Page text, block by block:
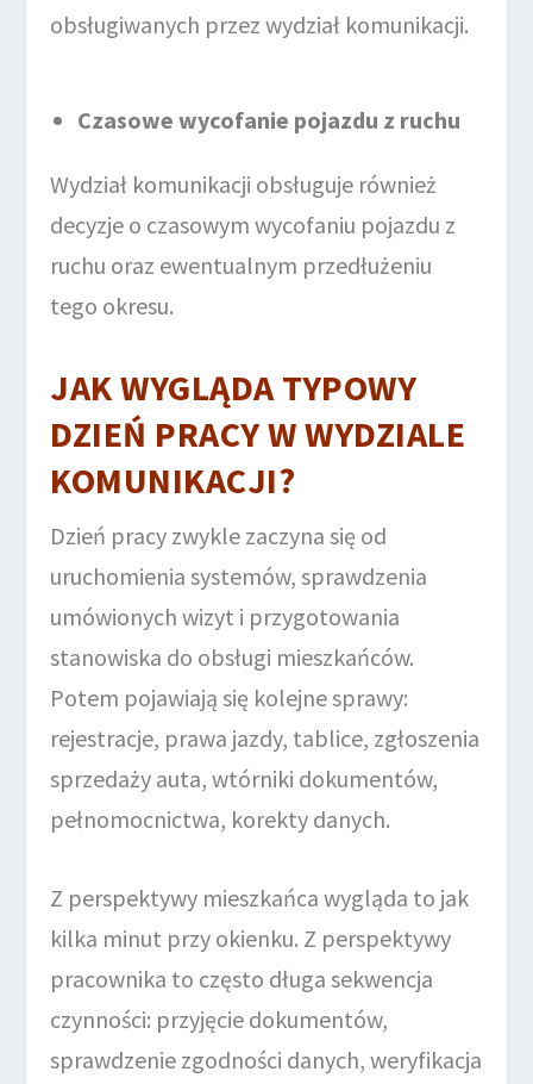
obsługiwanych przez wydział komunikacji.
Czasowe wycofanie pojazdu z ruchu
Wydział komunikacji obsługuje również
decyzje o czasowym wycofaniu pojazdu z
ruchu oraz ewentualnym przedłużeniu
tego okresu.
JAK WYGLĄDA TYPOWY
DZIEŃ PRACY W WYDZIALE
KOMUNIKACJI?
Dzień pracy zwykle zaczyna się od
uruchomienia systemów, sprawdzenia
umówionych wizyt i przygotowania
stanowiska do obsługi mieszkańców.
Potem pojawiają się kolejne sprawy:
rejestracje, prawa jazdy, tablice, zgłoszenia
sprzedaży auta, wtórniki dokumentów,
pełnomocnictwa, korekty danych.
Z perspektywy mieszkańca wygląda to jak
kilka minut przy okienku. Z perspektywy
pracownika to często długa sekwencja
czynności: przyjęcie dokumentów,
sprawdzenie zgodności danych, weryfikacja